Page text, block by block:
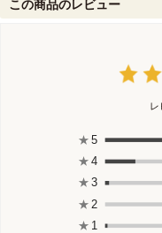
この商品のレビュー
レ
★ 5
★ 4
★ 3
★ 2
★ 1